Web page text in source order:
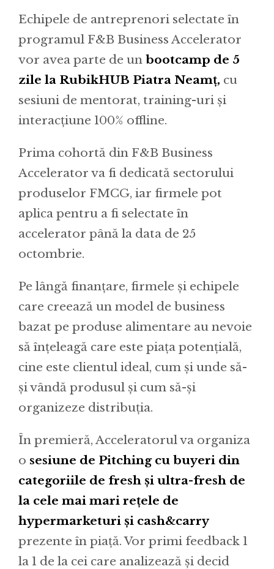
Echipele de antreprenori selectate în
programul F&B Business Accelerator
vor avea parte de un bootcamp de 5
zile la RubikHUB Piatra Neamț, cu
sesiuni de mentorat, training-uri și
interacțiune 100% offline.
Prima cohortă din F&B Business
Accelerator va fi dedicată sectorului
produselor FMCG, iar firmele pot
aplica pentru a fi selectate în
accelerator până la data de 25
octombrie.
Pe lângă finanțare, firmele și echipele
care creează un model de business
bazat pe produse alimentare au nevoie
să înțeleagă care este piața potențială,
cine este clientul ideal, cum și unde să-
și vândă produsul și cum să-și
organizeze distribuția.
În premieră, Acceleratorul va organiza
o sesiune de Pitching cu buyeri din
categoriile de fresh și ultra-fresh de
la cele mai mari rețele de
hypermarketuri și cash&carry
prezente în piață. Vor primi feedback 1
la 1 de la cei care analizează și decid